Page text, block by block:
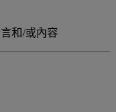
和/或內容